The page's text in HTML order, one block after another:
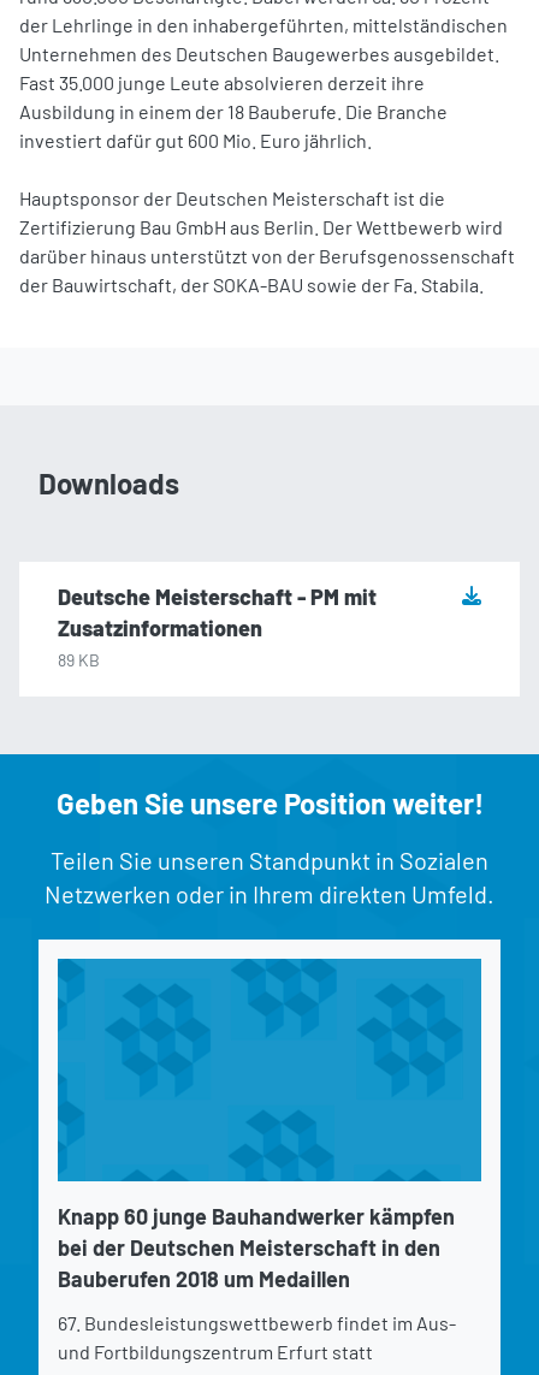
der Lehrlinge in den inhabergeführten, mittelständischen
Unternehmen des Deutschen Baugewerbes ausgebildet.
Fast 35.000 junge Leute absolvieren derzeit ihre
Ausbildung in einem der 18 Bauberufe. Die Branche
investiert dafür gut 600 Mio. Euro jährlich.
Hauptsponsor der Deutschen Meisterschaft ist die
Zertifizierung Bau GmbH aus Berlin. Der Wettbewerb wird
darüber hinaus unterstützt von der Berufsgenossenschaft
der Bauwirtschaft, der SOKA-BAU sowie der Fa. Stabila.
Downloads
Deutsche Meisterschaft - PM mit
Zusatzinformationen
89 KB
Geben Sie unsere Position weiter!
Teilen Sie unseren Standpunkt in Sozialen
Netzwerken oder in Ihrem direkten Umfeld.
Knapp 60 junge Bauhandwerker kämpfen
bei der Deutschen Meisterschaft in den
Bauberufen 2018 um Medaillen
67. Bundesleistungswettbewerb findet im Aus-
und Fortbildungszentrum Erfurt statt